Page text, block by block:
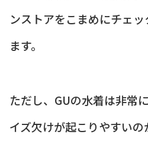
ンストアをこまめにチェ
ます。
ただし、GUの水着は非常
イズ欠けが起こりやすいの